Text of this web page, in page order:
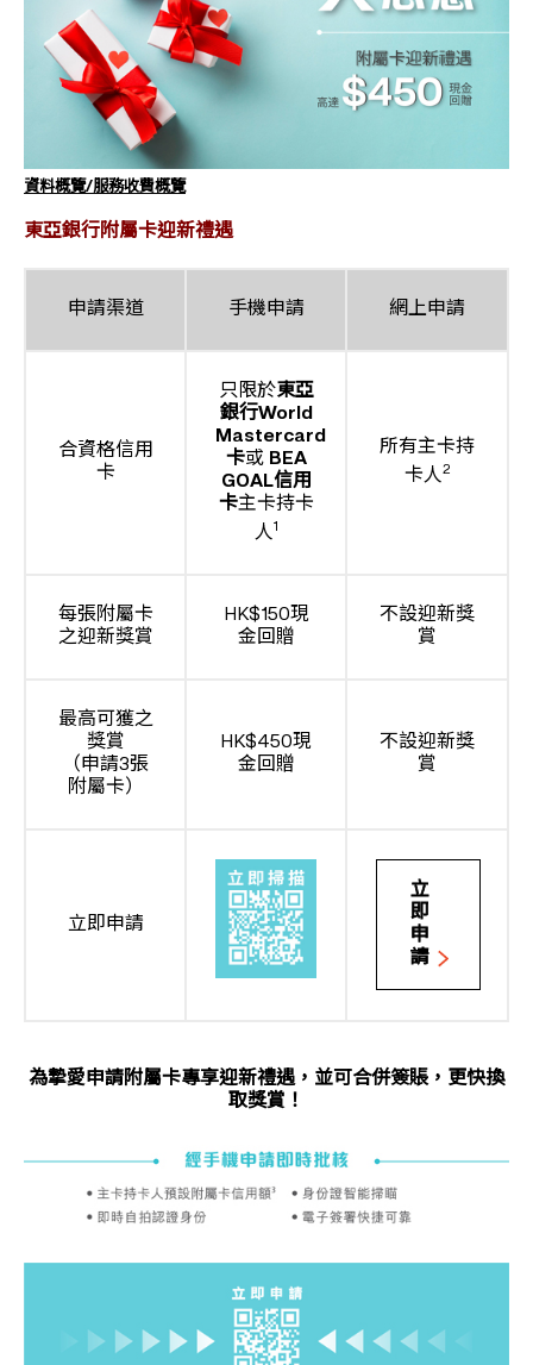
資料概覽/服務收費概覽
東亞銀行附屬卡迎新禮遇
申請渠道 手機申請 網上申請
合資格信用
卡
只限於東亞
銀行World
Mastercard
卡或 BEA
GOAL信用
卡主卡持卡
人1
所有主卡持
卡人2
每張附屬卡
之迎新獎賞
HK$150現
金回贈
不設迎新獎
賞
最高可獲之
獎賞
（申請3張
附屬卡）
HK$450現
金回贈
不設迎新獎
賞
立即申請
立
即
申
請
為摯愛申請附屬卡專享迎新禮遇，並可合併簽賬，更快換
取獎賞！